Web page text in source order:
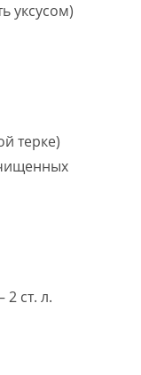
уксусом)
терке)
ст. л.